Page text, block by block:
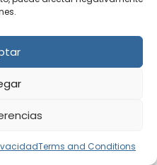
Terms and Conditions
acceso remoto a
profesional se ha
para el día
a un ordenador
...